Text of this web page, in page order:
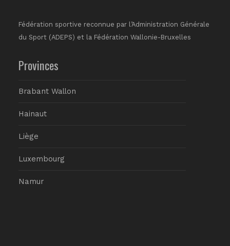
Fédération sportive reconnue par l’Administration Générale
du Sport (ADEPS) et la Fédération Wallonie-Bruxelles
Provinces
Brabant Wallon
Hainaut
Liège
Luxembourg
Namur